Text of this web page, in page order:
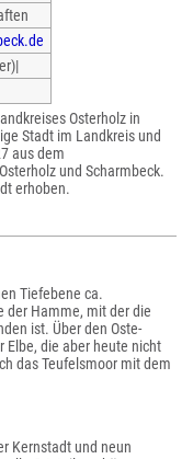
Osterholz in
Stadt im Landkreis und
aus dem
und Scharmbeck.
erhoben.
Tiefebene ca.
der Hamme, mit der die
ist. Über den Oste-
Elbe, die aber heute nicht
das Teufelsmoor mit dem
Kernstadt und neun